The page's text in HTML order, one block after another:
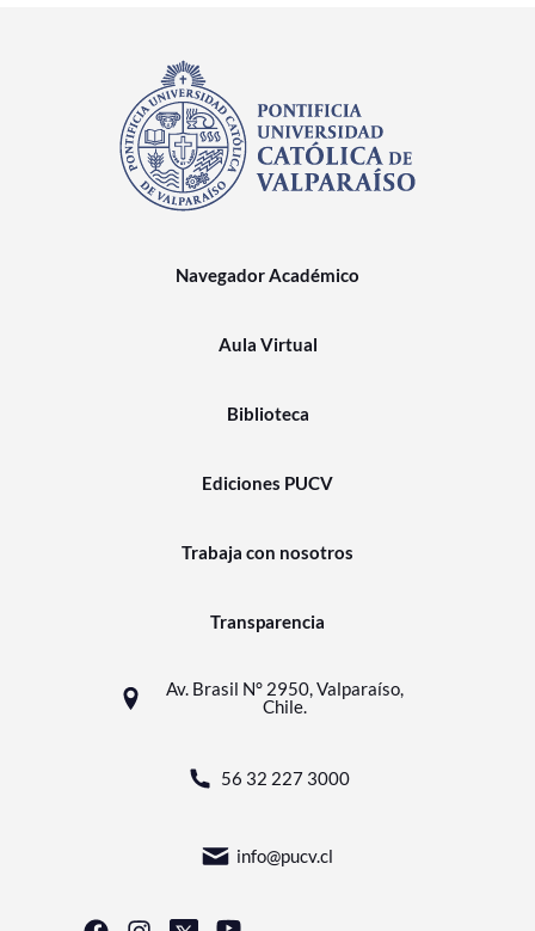
Navegador Académico
Aula Virtual
Biblioteca
Ediciones PUCV
Trabaja con nosotros
Transparencia
Av. Brasil N° 2950, Valparaíso,
Chile.
56 32 227 3000
info@pucv.cl